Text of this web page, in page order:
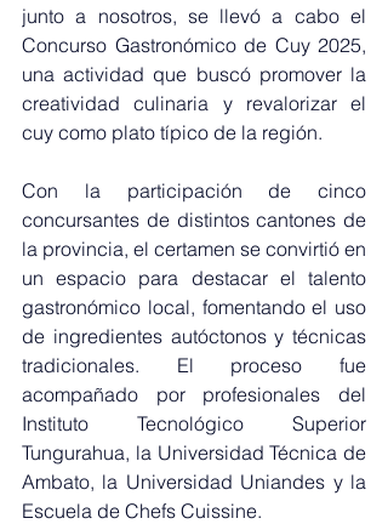
junto a nosotros, se llevó a cabo el
Concurso Gastronómico de Cuy 2025,
una actividad que buscó promover la
creatividad culinaria y revalorizar el
cuy como plato típico de la región.
Con la participación de cinco
concursantes de distintos cantones de
la provincia, el certamen se convirtió en
un espacio para destacar el talento
gastronómico local, fomentando el uso
de ingredientes autóctonos y técnicas
tradicionales. El proceso fue
acompañado por profesionales del
Instituto Tecnológico Superior
Tungurahua, la Universidad Técnica de
Ambato, la Universidad Uniandes y la
Escuela de Chefs Cuissine.